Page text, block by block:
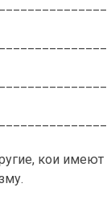
кои